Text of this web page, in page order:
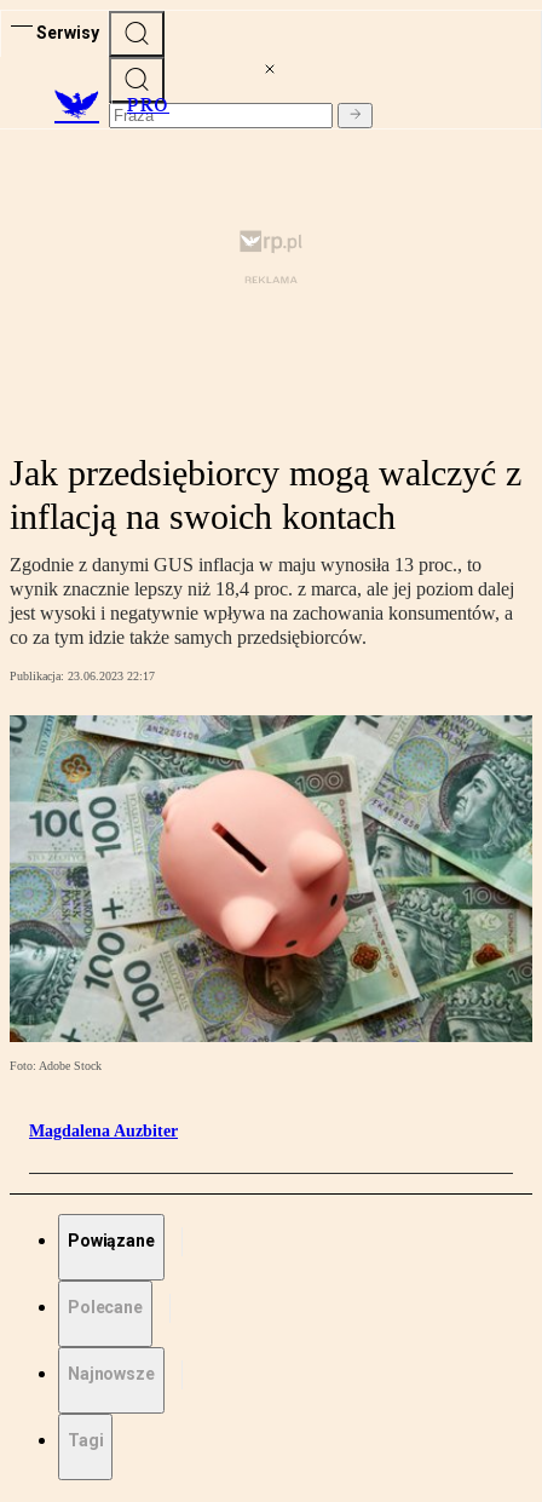
Serwisy
PRO
Jak przedsiębiorcy mogą walczyć z
inflacją na swoich kontach
Zgodnie z danymi GUS inflacja w maju wynosiła 13 proc., to
wynik znacznie lepszy niż 18,4 proc. z marca, ale jej poziom dalej
jest wysoki i negatywnie wpływa na zachowania konsumentów, a
co za tym idzie także samych przedsiębiorców.
Publikacja: 23.06.2023 22:17
Foto: Adobe Stock
Magdalena Auzbiter
Powiązane
Polecane
Najnowsze
Tagi